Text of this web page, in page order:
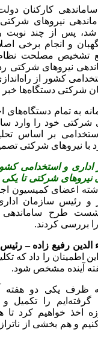
کارکنان
نیروهای
شد، پس از چند
و انجام برخی
تشخیص مصلحت
ساماندهی نیروهای
کشور از
شرکتی دستگاه‌ها خبر
به تمام
شرکتی خود را وارد
بر اساس
نیروهای شرکتی
و استخدامی
نیروهای شرکتی تا
اعضای کمیسیون
و رئیس سازمان
طرح ساماندهی
بررسی کردند.
الدین رفیع زاده –
اطمینان را داد که
آینده مشخص شود.
ظرف یکی دو هفته
گرفته‌ایم را
اخذ خواهیم کرد
و هم بخشی از